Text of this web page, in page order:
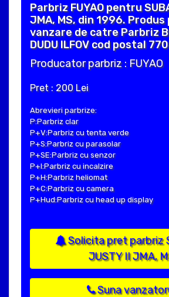
Parbriz FUYAO pentru
JMA, MS, din 1996. Produs
vanzare de catre Parbriz
DUDU ILFOV cod postal
Producator parbriz : FUYAO
Pret : 200 Lei
Abrevieri parbrize:
P:Parbriz clar
P+V:Parbriz cu tenta verde
P+S:Parbriz cu parasolar
P+SE:Parbriz cu senzor
P+I:Parbriz cu incalzire
P+H:Parbriz heliomat
P+C:Parbriz cu camera
P+Hud:Parbriz cu head up display
Solicita pret parbriz
JUSTY II JMA,
Suna